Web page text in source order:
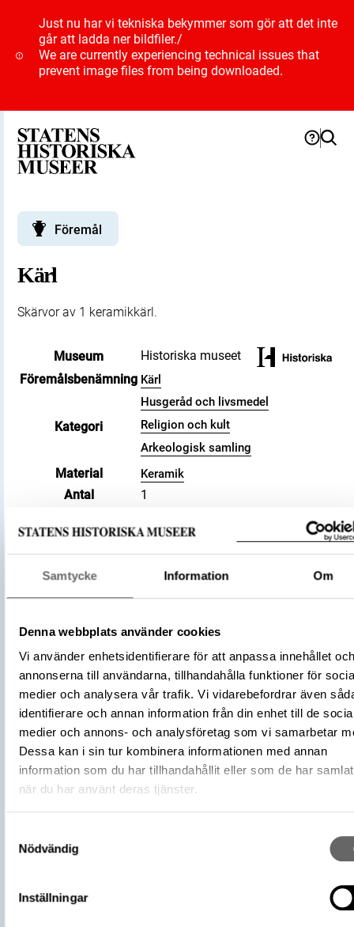
Samtycke Information Om
Denna webbplats använder cookies
Vi använder enhetsidentifierare för att anpassa innehållet och
annonserna till användarna, tillhandahålla funktioner för
medier och analysera vår trafik. Vi vidarebefordrar även
identifierare och annan information från din enhet till de
medier och annons- och analysföretag som vi samarbetar
Dessa kan i sin tur kombinera informationen med annan
information som du har tillhandahållit eller som de har
när du har använt deras tjänster.
Nödvändig
Inställningar
Just nu har vi tekniska bekymmer som gör att det inte
går att ladda ner bildfiler./
We are currently experiencing technical issues that
prevent image files from being downloaded.
Föremål
Kärl
Skärvor av 1 keramikkärl.
Museum
Historiska museet
Föremålsbenämning Kärl
Kategori
Husgeråd och livsmedel
Religion och kult
Arkeologisk samling
Material Keramik
Antal
1
Tidsperiod
Vikingatid
Föremålsnummer
469642_HST
Andra nummer
Undernummer: Bj 719
Historisk plats
Birka, Adelsö socken
Omnämns i katalog
Förvärvsmetod
KML
Förvärvsdatum
2000
Fyndplats
Plats: Björkö, Hemlanden, Fornlämning:
L2017:1904, Socken: Adelsö socken,
Kommun: Ekerö kommun, Landskap:
Land: Sverige
Arkeologisk kontext Brandgrav, Grav, Hög: 719
Undersökningsår
https://samlingar.shm.se/object/